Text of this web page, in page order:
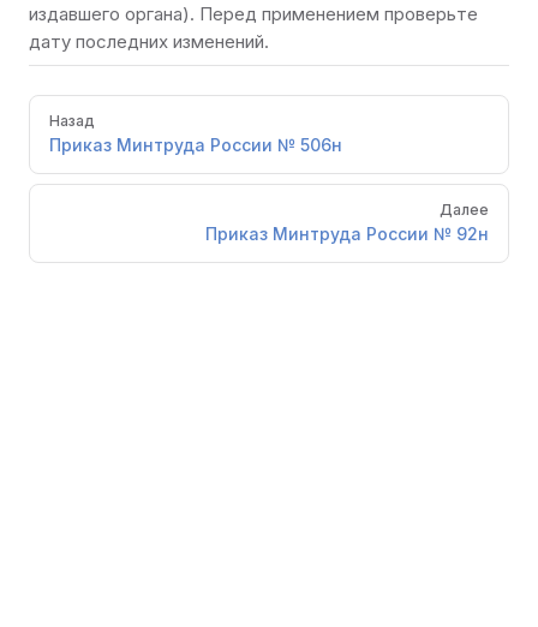
издавшего органа). Перед применением проверьте
дату последних изменений.
PagerНазад
Приказ Минтруда России № 506н
Далее
Приказ Минтруда России № 92н